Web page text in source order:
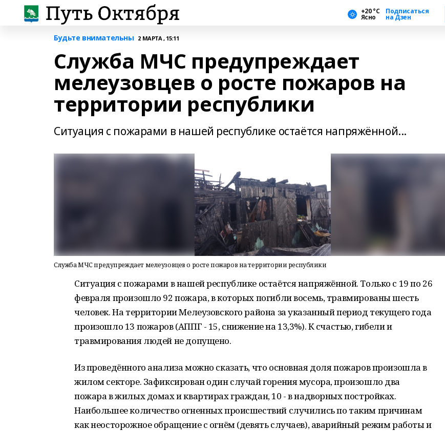
+20 °С
Ясно
Подписаться
на Дзен
Будьте внимательны 2 МАРТА , 15:11
Служба МЧС предупреждает
мелеузовцев о росте пожаров на
территории республики
Ситуация с пожарами в нашей республике остаётся напряжённой...
Служба МЧС предупреждает мелеузовцев о росте пожаров на территории республики
Ситуация с пожарами в нашей республике остаётся напряжённой. Только с 19 по 26
февраля произошло 92 пожара, в которых погибли восемь, травмированы шесть
человек. На территории Мелеузовского района за указанный период текущего года
произошло 13 пожаров (АППГ - 15, снижение на 13,3%). К счастью, гибели и
травмирования людей не допущено.
Из проведённого анализа можно сказать, что основная доля пожаров произошла в
жилом секторе. Зафиксирован один случай горения мусора, произошло два
пожара в жилых домах и квартирах граждан, 10 - в надворных постройках.
Наибольшее количество огненных происшествий случились по таким причинам
как неосторожное обращение с огнём (девять случаев), аварийный режим работы и